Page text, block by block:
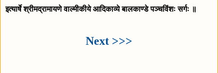
इत्यार्षे श्रीमद्रामायणे वाल्मीकीये आदिकाव्ये बालकाण्डे पञ्चविंशः सर्गः ॥
Next >>>